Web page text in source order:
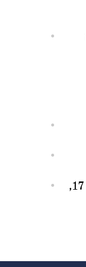
. באכדית ‎(w)ardu, עֶבד (Albright, ב-JBL, כרך נ״ח [1939], עמ׳ 17,